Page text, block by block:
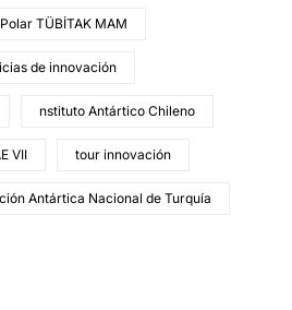
TÜBİTAK MAM
de innovación
nstituto Antártico Chileno
VII tour innovación
Antártica Nacional de Turquía